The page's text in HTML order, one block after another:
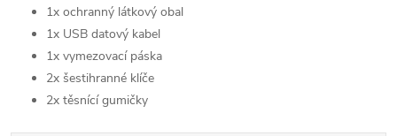
1x ochranný látkový obal
1x USB datový kabel
1x vymezovací páska
2x šestihranné klíče
2x těsnící gumičky